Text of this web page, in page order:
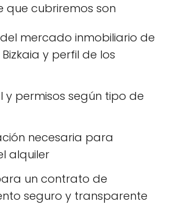
que cubriremos son
mercado inmobiliario de
y perfil de los
y permisos según tipo de
necesaria para
alquiler
un contrato de
seguro y transparente